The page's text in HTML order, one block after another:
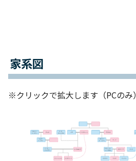
家系図
※クリックで拡大します（PCのみ）